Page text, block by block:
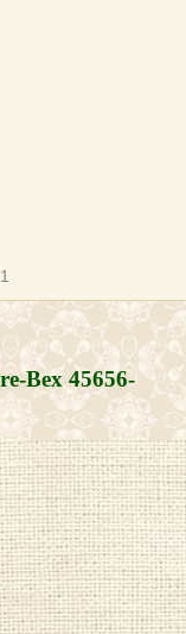
Bex45656-